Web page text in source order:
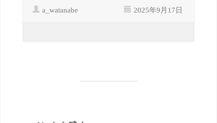
a_watanabe 2025年9月17日